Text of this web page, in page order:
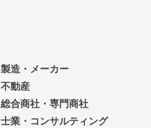
製造・メーカー
不動産
総合商社・専門商社
士業・コンサルティング